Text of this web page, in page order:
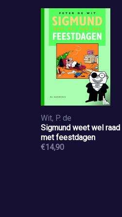
Wit, P. de
Sigmund weet wel raad
met feestdagen
€14,90